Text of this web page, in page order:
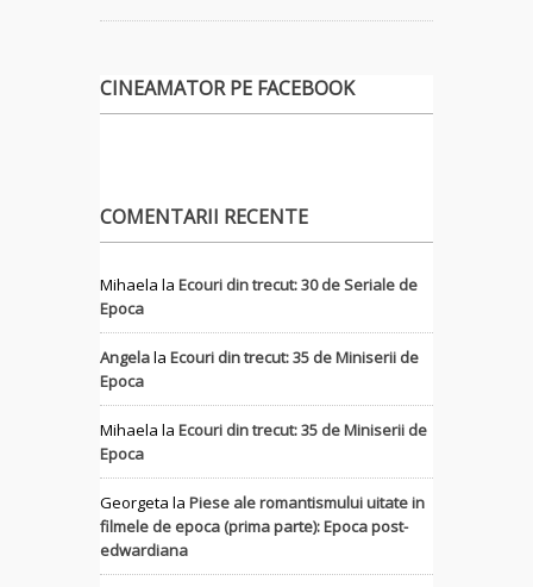
CINEAMATOR PE FACEBOOK
COMENTARII RECENTE
Mihaela la Ecouri din trecut: 30 de Seriale de
Epoca
Angelala Ecouri din trecut: 35 de Miniserii de
Epoca
Mihaela la Ecouri din trecut: 35 de Miniserii de
Epoca
Georgeta la Piese ale romantismului uitate in
filmele de epoca (prima parte): Epoca post-
edwardiana